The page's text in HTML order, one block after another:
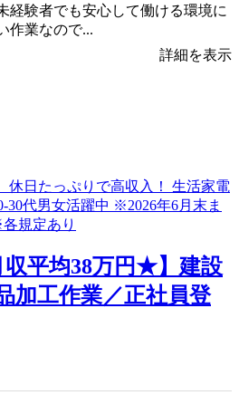
経験者でも安心して働ける環境に
作業なので...
詳細を表示
収平均38万円★】建設
加工作業／正社員登